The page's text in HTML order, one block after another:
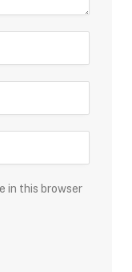
in this browser